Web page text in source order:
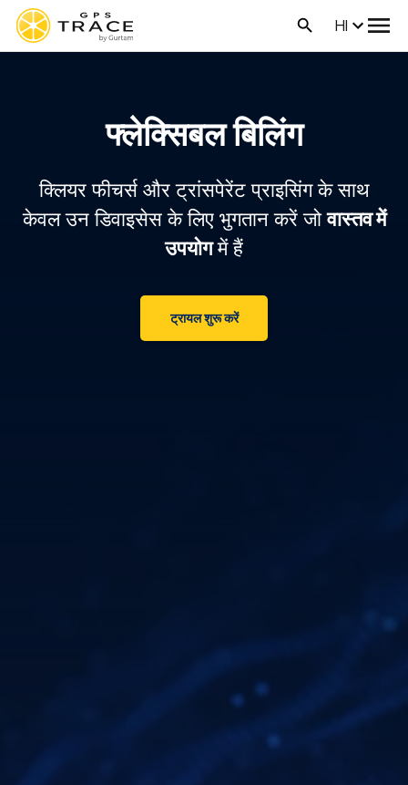
HI
फ्लेक्सिबल बिलिंग
क्लियर फीचर्स और ट्रांसपेरेंट प्राइसिंग के साथ
केवल उन डिवाइसेस के लिए भुगतान करें जोवास्तव में
उपयोगमें हैं
ट्रायल शुरू करें